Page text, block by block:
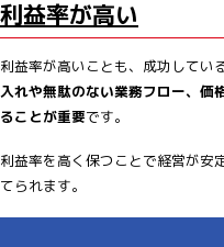
利益率が高い
利益率が高いことも、成功してい
入れや無駄のない業務フロー、価
ることが重要です。
利益率を高く保つことで経営が安
てられます。